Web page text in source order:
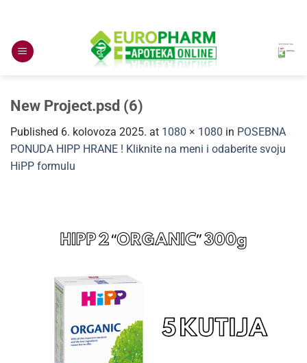
content
New Project.psd (6)
Published 6. kolovoza 2025. at 1080 × 1080 in POSEBNA
PONUDA HIPP HRANE ! Kliknite na meni i odaberite svoju
HiPP formulu